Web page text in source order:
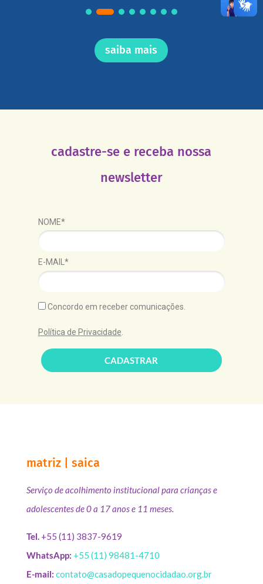
saiba mais
cadastre-se e receba nossa
newsletter
NOME*
E-MAIL*
Concordo em receber comunicações.
Política de Privacidade
CADASTRAR
matriz | saica
Serviço de acolhimento institucional para crianças e
adolescentes de 0 a 17 anos e 11 meses.
Tel.+55 (11) 3837-9619
WhatsApp: +55 (11) 98481-4710
E-mail: contato@casadopequenocidadao.org.br